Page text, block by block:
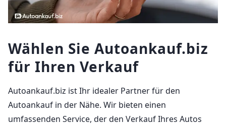
Wählen Sie Autoankauf.biz
für Ihren Verkauf
Autoankauf.biz ist Ihr idealer Partner für den
Autoankauf in der Nähe. Wir bieten einen
umfassenden Service, der den Verkauf Ihres Autos